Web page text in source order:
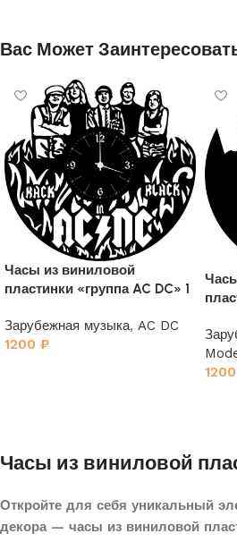
Вас Может
Часы из виниловой
пластинки «группа AC DC» 1
Зарубежная музыка, AC DC
1200 ₽
1200
Часы из виниловой
Откройте для себя уникальный
декора — часы из виниловой